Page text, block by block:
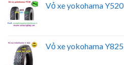
Vỏ xe yokohama Y520
Vỏ xe yokohama Y825